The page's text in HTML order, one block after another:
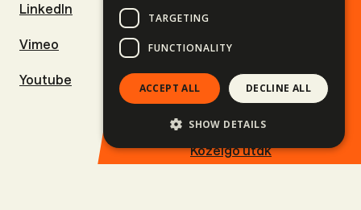
LinkedIn
Vimeo
Youtube
Szörfutak
Sí- és snowboard utak
Közelgő utak
TARGETING
FUNCTIONALITY
ACCEPT ALL DECLINE ALL
SHOW DETAILS